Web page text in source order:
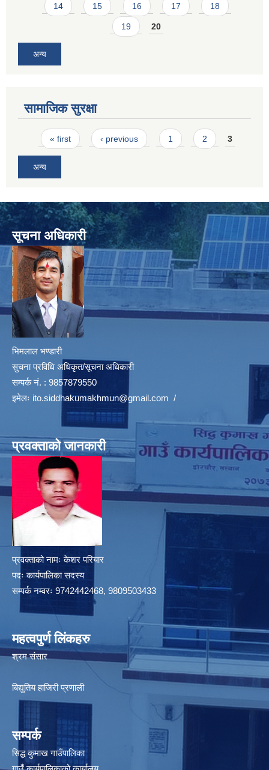
14 15 16 17 18
19 20
अन्य
सामाजिक सुरक्षा
Pages
« first ‹ previous 1 2 3
अन्य
सूचना अधिकारी
भिमलाल भण्डारी
सुचना प्रविधि अधिकृत/सूचना अधिकारी
सम्पर्क नं. : 9857879550
इमेलः ito.siddhakumakhmun@gmail.com /
प्रवक्ताको जानकारी
प्रवक्ताको नामः केशर परियार
पदः कार्यपालिका सदस्य
सम्पर्क नम्वरः 9742442468, 9809503433
महत्वपुर्ण लिंकहरु
श्रम संसार
बिद्युतिय हाजिरी प्रणाली
सम्पर्क
सिद्ध कुमाख गाउँपालिका